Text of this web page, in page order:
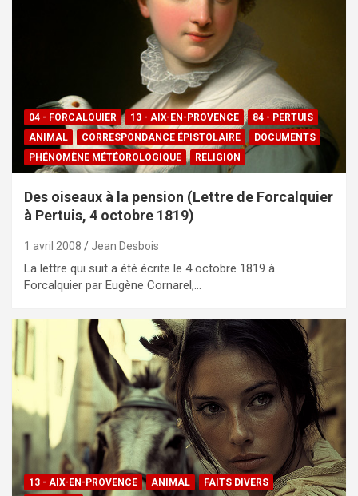
04 - FORCALQUIER 13 - AIX-EN-PROVENCE
84 - PERTUIS
ANIMAL
CORRESPONDANCE ÉPISTOLAIRE
DOCUMENTS
PHÉNOMÈNE MÉTÉOROLOGIQUE
RELIGION
Des oiseaux à la pension (Lettre de Forcalquier
à Pertuis, 4 octobre 1819)
1 avril 2008 Jean Desbois
La lettre qui suit a été écrite le 4 octobre 1819 à
Forcalquier par Eugène Cornarel,…
13 - AIX-EN-PROVENCE ANIMAL
FAITS DIVERS